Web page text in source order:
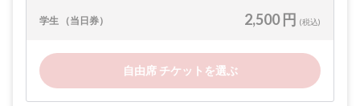
学生 （当日券） 2,500 円 (税込)
自由席 チケットを選ぶ